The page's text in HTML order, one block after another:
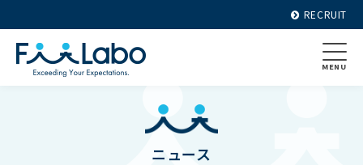
RECRUIT
MENU
ニュース